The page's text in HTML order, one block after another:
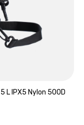
L IPX5 Nylon 500D